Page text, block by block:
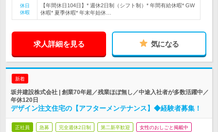
休日
休暇
【年間休日104日】* 週休2日制（シフト制）* 年間有給休暇* GW
休暇* 夏季休暇* 年末年始休…
求人詳細を見る 気になる
新着
坂井建設株式会社 | 創業70年超／残業ほぼ無し／中途入社者が多数活躍中／
年休120日
デザイン注文住宅の【アフターメンテナンス】◆経験者募集！
正社員 急募 完全週休2日制 第二新卒歓迎 女性のおしごと掲載中